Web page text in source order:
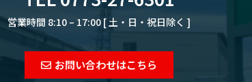
営業時間 8:10 – 17:00 [ 土・日・祝日除く ]
お問い合わせはこちら